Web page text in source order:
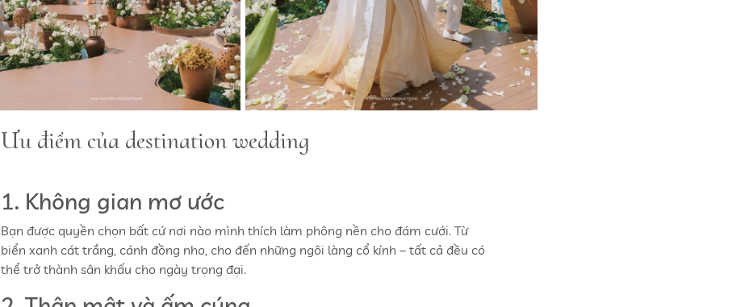
Ưu điểm của destination wedding
1. Không gian mơ ước
Bạn được quyền chọn bất cứ nơi nào mình thích làm phông nền cho đám cưới. Từ
biển xanh cát trắng, cánh đồng nho, cho đến những ngôi làng cổ kính – tất cả đều có
thể trở thành sân khấu cho ngày trọng đại.